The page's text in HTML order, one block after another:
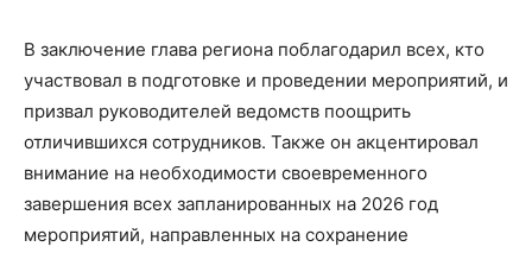
В заключение глава региона поблагодарил всех, кто
участвовал в подготовке и проведении мероприятий, и
призвал руководителей ведомств поощрить
отличившихся сотрудников. Также он акцентировал
внимание на необходимости своевременного
завершения всех запланированных на 2026 год
мероприятий, направленных на сохранение